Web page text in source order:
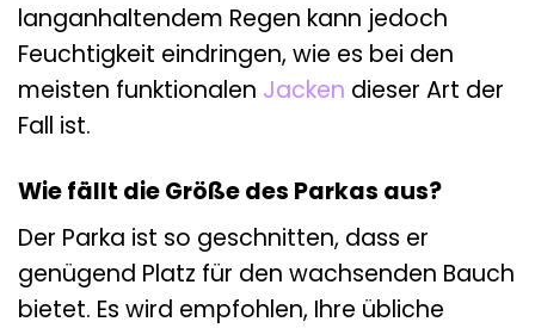
langanhaltendem Regen kann jedoch
Feuchtigkeit eindringen, wie es bei den
meisten funktionalen Jacken dieser Art der
Fall ist.
Wie fällt die Größe des Parkas aus?
Der Parka ist so geschnitten, dass er
genügend Platz für den wachsenden Bauch
bietet. Es wird empfohlen, Ihre übliche